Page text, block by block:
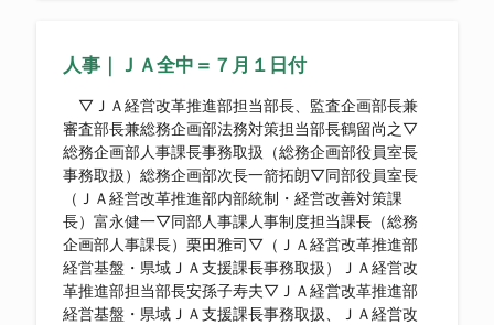
人事｜ＪＡ全中＝７月１日付
▽ＪＡ経営改革推進部担当部長、監査企画部長兼
審査部長兼総務企画部法務対策担当部長鶴留尚之▽
総務企画部人事課長事務取扱（総務企画部役員室長
事務取扱）総務企画部次長一箭拓朗▽同部役員室長
（ＪＡ経営改革推進部内部統制・経営改善対策課
長）富永健一▽同部人事課人事制度担当課長（総務
企画部人事課長）栗田雅司▽（ＪＡ経営改革推進部
経営基盤・県域ＪＡ支援課長事務取扱）ＪＡ経営改
革推進部担当部長安孫子寿夫▽ＪＡ経営改革推進部
経営基盤・県域ＪＡ支援課長事務取扱、ＪＡ経営改